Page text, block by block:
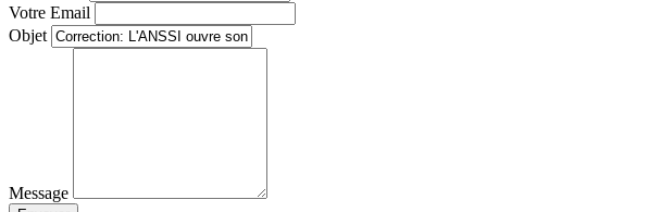
Votre Email
Objet
Message